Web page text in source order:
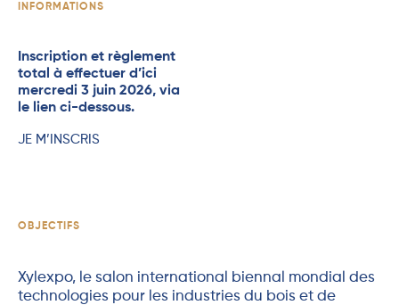
INFORMATIONS
Inscription et règlement
total à effectuer d’ici
mercredi 3 juin 2026, via
le lien ci-dessous.
JE M’INSCRIS
OBJECTIFS
Xylexpo, le salon international biennal mondial des
technologies pour les industries du bois et de